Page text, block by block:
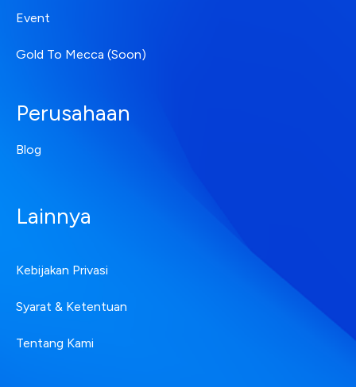
Event
Gold To Mecca (Soon)
Perusahaan
Blog
Lainnya
Kebijakan Privasi
Syarat & Ketentuan
Tentang Kami